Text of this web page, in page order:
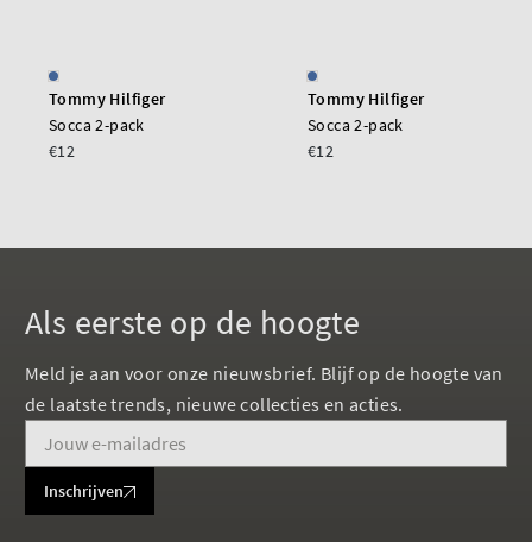
Tommy Hilfiger
Socca 2-pack
€12
Tommy Hilfiger
Socca 2-pack
€12
Als eerste op de hoogte
Meld je aan voor onze nieuwsbrief. Blijf op de hoogte van
de laatste trends, nieuwe collecties en acties.
Inschrijven